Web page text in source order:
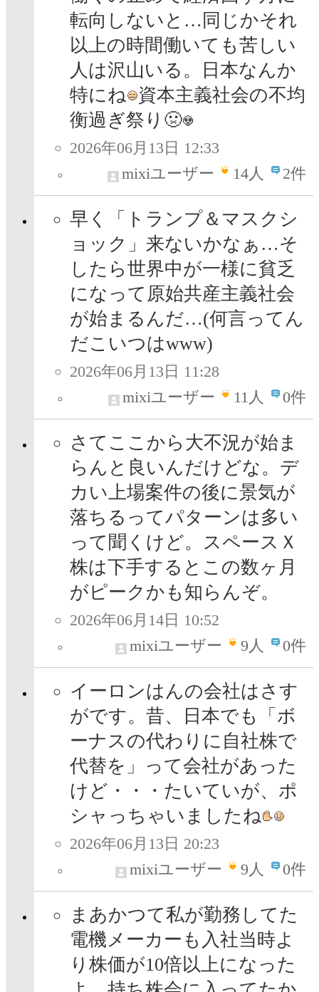
転向しないと…同じかそれ
以上の時間働いても苦しい
人は沢山いる。日本なんか
特にね
資本主義社会の不均
衡過ぎ祭り🤢
2026年06月13日 12:33
mixiユーザー
14人 2件
早く「トランプ＆マスクシ
ョック」来ないかなぁ…そ
したら世界中が一様に貧乏
になって原始共産主義社会
が始まるんだ…(何言ってん
だこいつはwww)
2026年06月13日 11:28
mixiユーザー
11人 0件
さてここから大不況が始ま
らんと良いんだけどな。デ
カい上場案件の後に景気が
落ちるってパターンは多い
って聞くけど。スペースＸ
株は下手するとこの数ヶ月
がピークかも知らんぞ。
2026年06月14日 10:52
mixiユーザー
9人 0件
イーロンはんの会社はさす
がです。昔、日本でも「ボ
ーナスの代わりに自社株で
代替を」って会社があった
けど・・・たいていが、ポ
シャっちゃいましたね
2026年06月13日 20:23
mixiユーザー
9人 0件
まあかつて私が勤務してた
電機メーカーも入社当時よ
り株価が10倍以上になった